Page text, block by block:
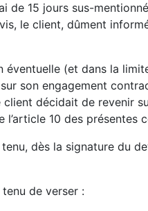
de 15 jours sus-
le client, dûment
éventuelle (et dans la
son engagement
décidait de revenir
10 des présentes
dès la signature du
de verser :